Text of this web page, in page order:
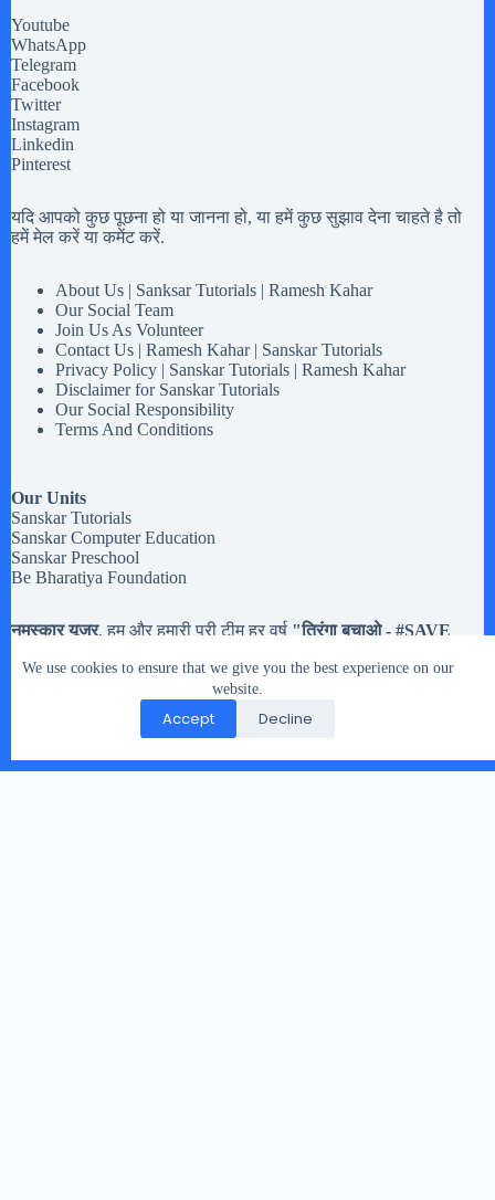
We use cookies to ensure that we give you the best experience on our
website.
Accept Decline
Youtube
WhatsApp
Telegram
Facebook
Twitter
Instagram
Linkedin
Pinterest
यदि आपको कुछ पूछना हो या जानना हो, या हमें कुछ सुझाव देना चाहते है तो
हमें मेल करें या कमेंट करें.
About Us | Sanksar Tutorials | Ramesh Kahar
Our Social Team
Join Us As Volunteer
Contact Us | Ramesh Kahar | Sanskar Tutorials
Privacy Policy | Sanskar Tutorials | Ramesh Kahar
Disclaimer for Sanskar Tutorials
Our Social Responsibility
Terms And Conditions
Our Units
Sanskar Tutorials
Sanskar Computer Education
Sanskar Preschool
Be Bharatiya Foundation
नमस्कार यूजर, हम और हमारी पूरी टीम हर वर्ष "तिरंगा बचाओ - #SAVE
तिरंगे झंडे इकट्टा किये है. मतलब यह की यदि आपको१५ अगस्त और २६
जनवरी या किसी भी राष्ट्रिय त्यौहारमें इस्तेमाल होने वाले तिरंगे झंडे रास्ते
पर गिरे मिले, या आप के पास हो पर उसे संभालकर नहीं रख नहीं सकते तो
आप हमारे दिए पते पर भेज सकते है.